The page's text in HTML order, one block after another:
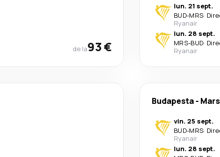
de la93 €
lun. 21 sept.
BUD-MRS·
Ryanair
lun. 28 sept.
MRS-BUD·
Ryanair
Budapesta-
vin. 25 sept.
BUD-MRS·
Ryanair
lun. 28 sept.